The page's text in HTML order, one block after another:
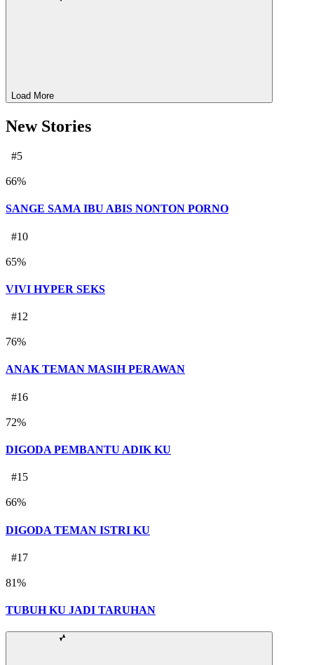
Load More
New Stories
#5
66%
SANGE SAMA IBU ABIS NONTON PORNO
#10
65%
VIVI HYPER SEKS
#12
76%
ANAK TEMAN MASIH PERAWAN
#16
72%
DIGODA PEMBANTU ADIK KU
#15
66%
DIGODA TEMAN ISTRI KU
#17
81%
TUBUH KU JADI TARUHAN